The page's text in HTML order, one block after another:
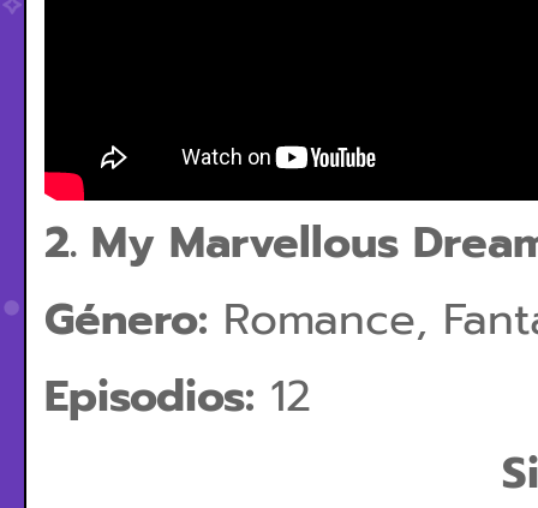
2. My Marvellous
Género: Romance,
Episodios: 12